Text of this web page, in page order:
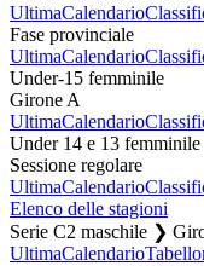
UltimaCalendario
Fase provinciale
UltimaCalendario
Under-15 femminile
Girone A
UltimaCalendario
Under 14 e 13 femminile
Sessione regolare
UltimaCalendario
Elenco delle stagioni
Serie C2 maschile ❯
UltimaCalendario